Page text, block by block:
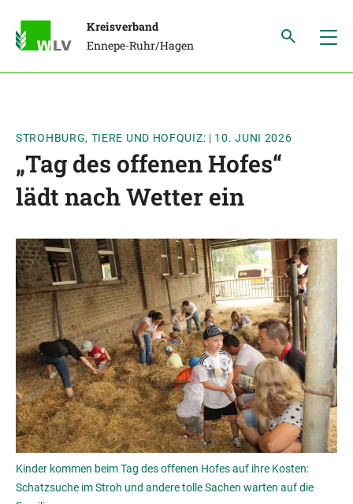
Kreisverband
Ennepe-Ruhr/Hagen
STROHBURG, TIERE UND HOFQUIZ: | 10. JUNI 2026
„Tag des offenen Hofes“
lädt nach Wetter ein
Kinder kommen beim Tag des offenen Hofes auf ihre Kosten:
Schatzsuche im Stroh und andere tolle Sachen warten auf die